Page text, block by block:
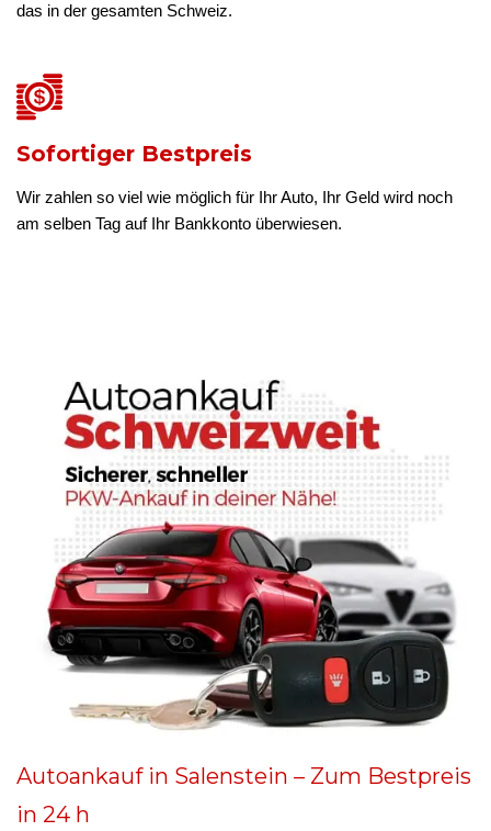
das in der gesamten Schweiz.
Sofortiger Bestpreis
Wir zahlen so viel wie möglich für Ihr Auto, Ihr Geld wird noch
am selben Tag auf Ihr Bankkonto überwiesen.
Autoankauf in Salenstein – Zum Bestpreis
in 24 h